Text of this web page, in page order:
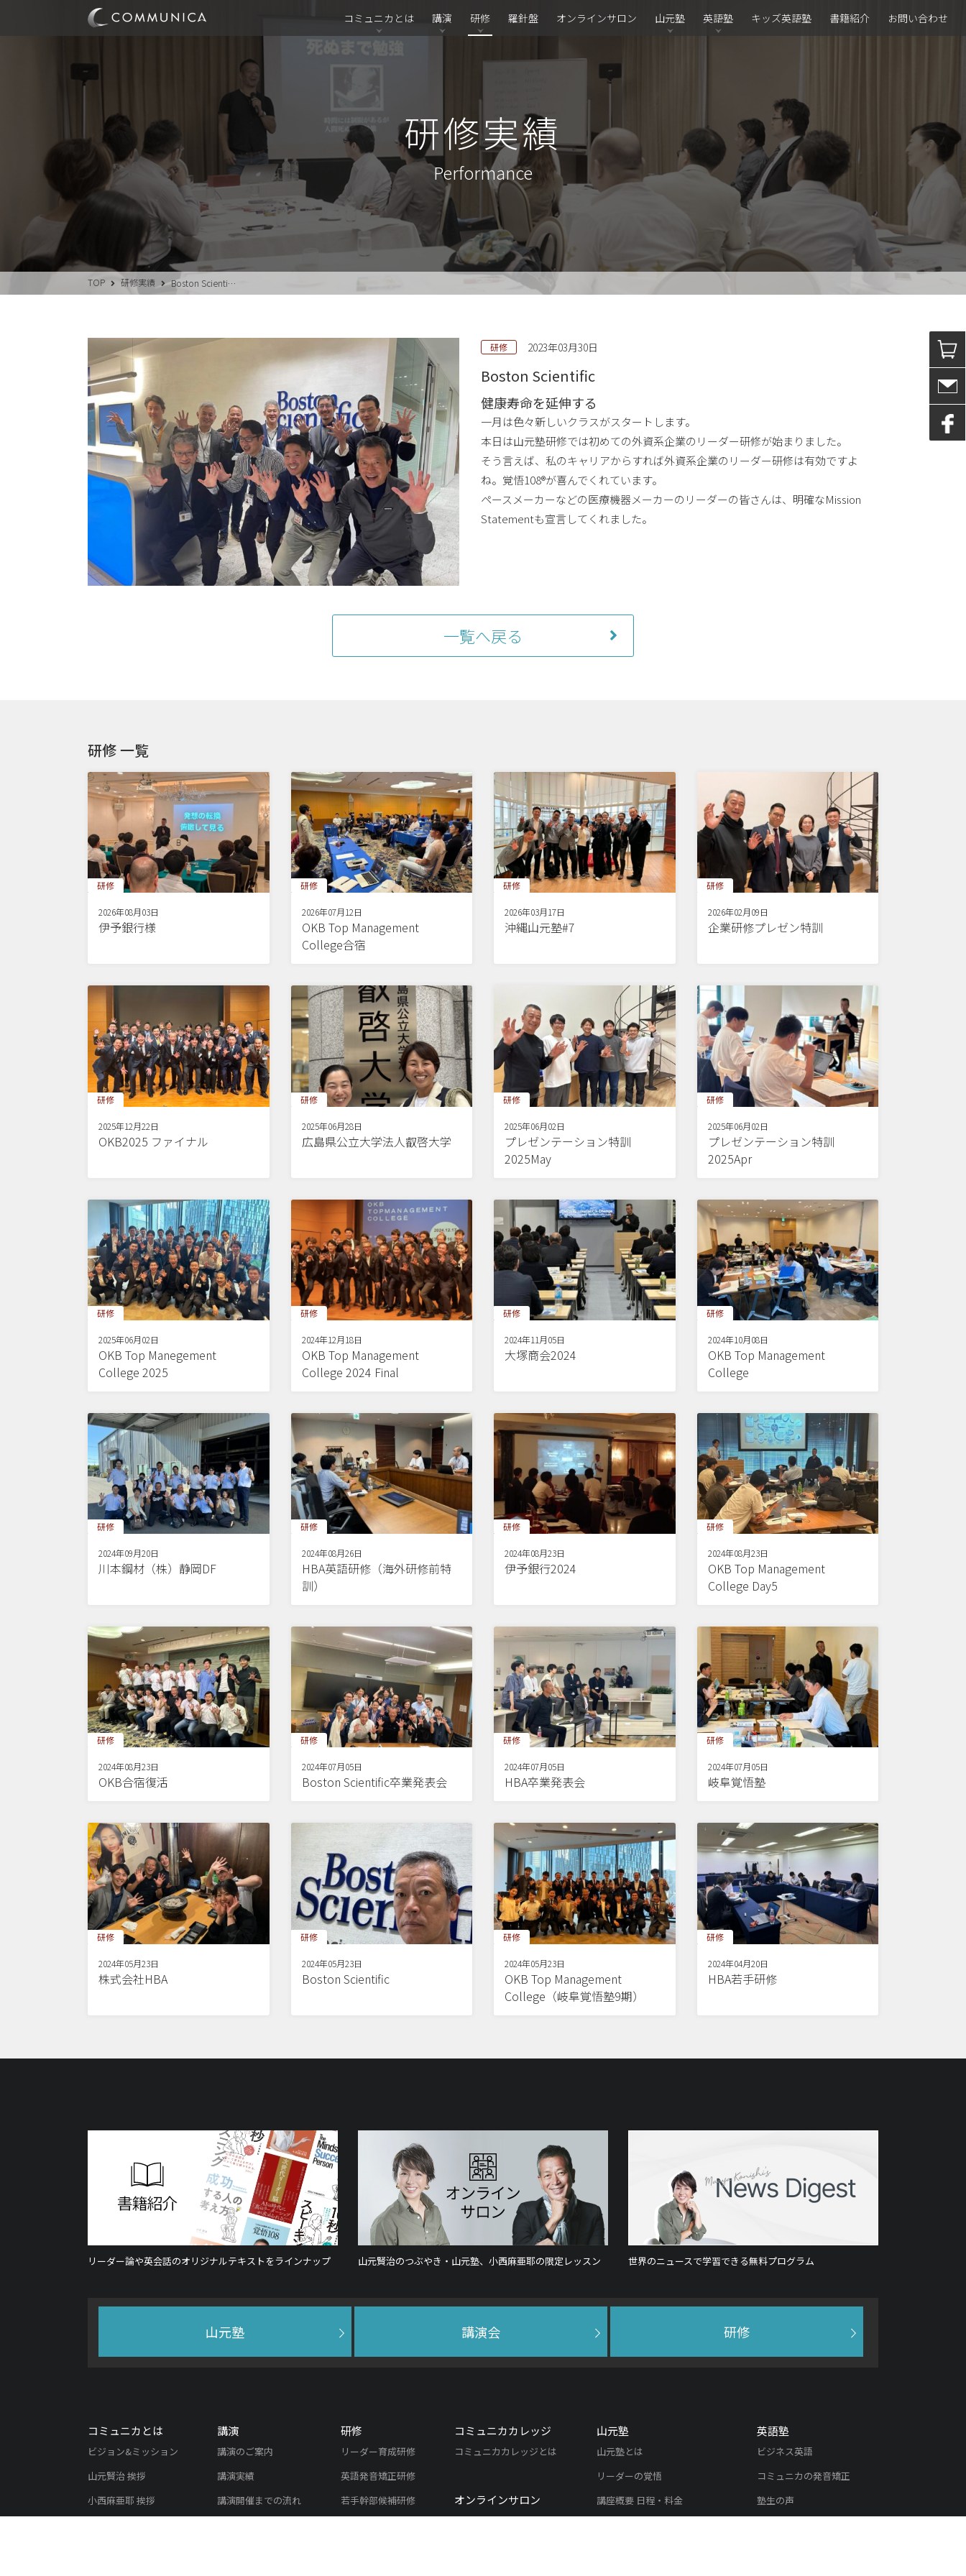
コミュニカとは 講演 研修 羅針盤 オンラインサロン 山元塾 英語塾 キッズ英語塾 書籍紹介 お問い合わせ
研修実績
Performance
TOP 研修実績 Boston Scienti…
研修 2023年03月30日
Boston Scientific
健康寿命を延伸する
一月は色々新しいクラスがスタートします。
本日は山元塾研修では初めての外資系企業のリーダー研修が始まりました。
そう言えば、私のキャリアからすれば外資系企業のリーダー研修は有効ですよ
ね。覚悟108®が喜んでくれています。
ペースメーカーなどの医療機器メーカーのリーダーの皆さんは、明確なMission
Statementも宣言してくれました。
一覧へ戻る
研修 一覧
研修
2026年08月03日
伊予銀行様
研修
2026年07月12日
OKB Top Management
College合宿
研修
2026年03月17日
沖縄山元塾#7
研修
2026年02月09日
企業研修プレゼン特訓
研修
2025年12月22日
OKB2025 ファイナル
研修
2025年06月28日
広島県公立大学法人叡啓大学
研修
2025年06月02日
プレゼンテーション特訓
2025May
研修
2025年06月02日
プレゼンテーション特訓
2025Apr
研修
2025年06月02日
OKB Top Manegement
College 2025
研修
2024年12月18日
OKB Top Management
College 2024 Final
研修
2024年11月05日
大塚商会2024
研修
2024年10月08日
OKB Top Management
College
研修
2024年09月20日
川本鋼材（株）静岡DF
研修
2024年08月26日
HBA英語研修（海外研修前特
訓）
研修
2024年08月23日
伊予銀行2024
研修
2024年08月23日
OKB Top Management
College Day5
研修
2024年08月23日
OKB合宿復活
研修
2024年07月05日
Boston Scientific卒業発表会
研修
2024年07月05日
HBA卒業発表会
研修
2024年07月05日
岐阜覚悟塾
研修
2024年05月23日
株式会社HBA
研修
2024年05月23日
Boston Scientific
研修
2024年05月23日
OKB Top Management
College（岐阜覚悟塾9期）
研修
2024年04月20日
HBA若手研修
リーダー論や英会話のオリジナルテキストをラインナップ 山元賢治のつぶやき・山元塾、小西麻亜耶の限定レッスン 世界のニュースで学習できる無料プログラム
山元塾 講演会 研修
コミュニカとは
ビジョン&ミッション
山元賢治 挨拶
小西麻亜耶 挨拶
講演
講演のご案内
講演実績
講演開催までの流れ
研修
リーダー育成研修
英語発音矯正研修
若手幹部候補研修
コミュニカカレッジ
コミュニカカレッジとは
オンラインサロン
オンラインサロンとは
山元塾
山元塾とは
リーダーの覚悟
講座概要 日程・料金
英語塾
ビジネス英語
コミュニカの発音矯正
塾生の声